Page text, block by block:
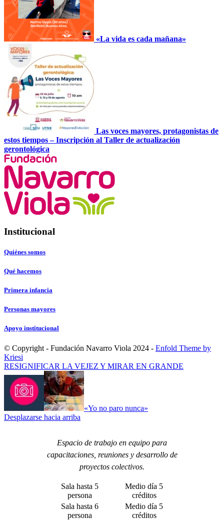
«La vida es cada mañana»
Las voces mayores, protagonistas de
estos tiempos – Inscripción al Taller de actualización
gerontológica
Institucional
Quiénes somos
Qué hacemos
Primera infancia
Personas mayores
Apoyo institucional
© Copyright - Fundación Navarro Viola 2024 - Enfold Theme by
Kriesi
RESIGNIFICAR LA VEJEZ Y MIRAR EN GRANDE
«Yo no paro nunca»
Desplazarse hacia arriba
Espacio de trabajo en equipo para
capacitaciones, reuniones y desarrollo de
proyectos colectivos.
Sala hasta 5
persona
Medio día 5
créditos
Sala hasta 6
persona
Medio día 5
créditos